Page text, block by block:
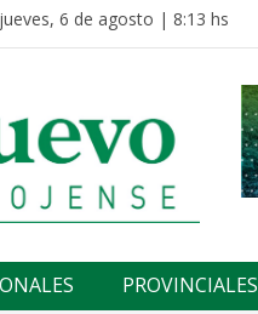
jueves, 6 de agosto | 8:13 hs
PROVINCIALES